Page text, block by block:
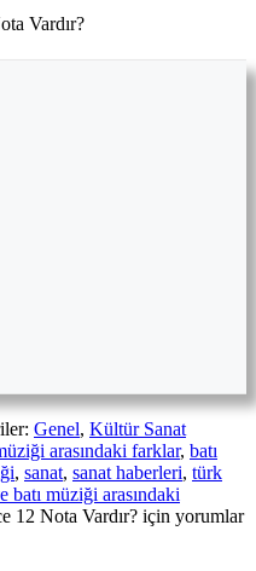
Vardır?
Genel, Kültür Sanat
arasındaki farklar, batı
, sanat, sanat haberleri, türk
batı müziği arasındaki
12 Nota Vardır? için yorumlar